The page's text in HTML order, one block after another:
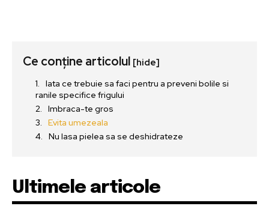
Ce conține articolul [hide]
Iata ce trebuie sa faci pentru a preveni bolile si
ranile specifice frigului
Imbraca-te gros
Evita umezeala
Nu lasa pielea sa se deshidrateze
Ultimele articole